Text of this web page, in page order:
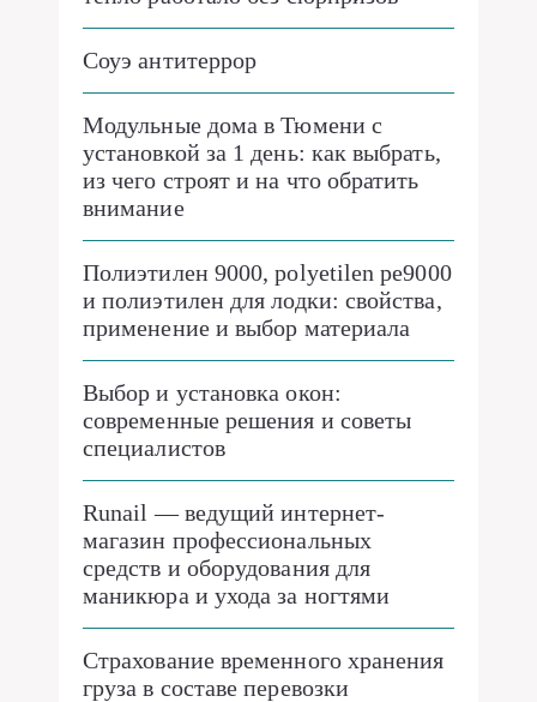
Соуэ антитеррор
Модульные дома в Тюмени с
установкой за 1 день: как выбрать,
из чего строят и на что обратить
внимание
Полиэтилен 9000, polyetilen pe9000
и полиэтилен для лодки: свойства,
применение и выбор материала
Выбор и установка окон:
современные решения и советы
специалистов
Runail — ведущий интернет-
магазин профессиональных
средств и оборудования для
маникюра и ухода за ногтями
Страхование временного хранения
груза в составе перевозки